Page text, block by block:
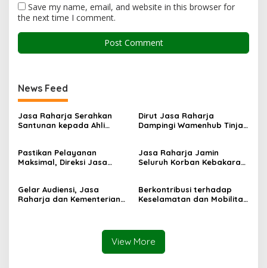
Save my name, email, and website in this browser for
the next time I comment.
News Feed
Jasa Raharja Serahkan
Santunan kepada Ahli
Dirut Jasa Raharja
Dampingi Wamenhub Tinjau
PHC Surabaya
Pastikan Pelayanan
Maksimal, Direksi Jasa
Sentosa II
Jasa Raharja Jamin
Seluruh Korban Kebakaran
Gelar Audiensi, Jasa
Raharja dan Kementerian
Berkontribusi terhadap
Keselamatan dan Mobilitas
Awards 2026
View More